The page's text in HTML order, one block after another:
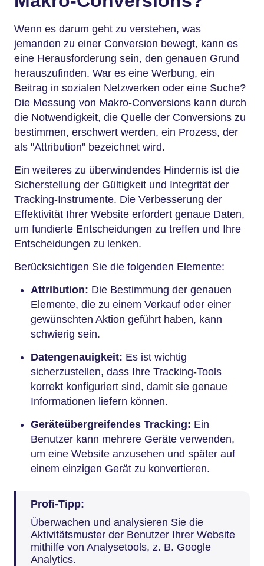
Wenn es darum geht zu verstehen, was
jemanden zu einer Conversion bewegt, kann es
eine Herausforderung sein, den genauen Grund
herauszufinden. War es eine Werbung, ein
Beitrag in sozialen Netzwerken oder eine Suche?
Die Messung von Makro-Conversions kann durch
die Notwendigkeit, die Quelle der Conversions zu
bestimmen, erschwert werden, ein Prozess, der
als "Attribution" bezeichnet wird.
Ein weiteres zu überwindendes Hindernis ist die
Sicherstellung der Gültigkeit und Integrität der
Tracking-Instrumente. Die Verbesserung der
Effektivität Ihrer Website erfordert genaue Daten,
um fundierte Entscheidungen zu treffen und Ihre
Entscheidungen zu lenken.
Berücksichtigen Sie die folgenden Elemente:
Attribution: Die Bestimmung der genauen
Elemente, die zu einem Verkauf oder einer
gewünschten Aktion geführt haben, kann
schwierig sein.
Datengenauigkeit: Es ist wichtig
sicherzustellen, dass Ihre Tracking-Tools
korrekt konfiguriert sind, damit sie genaue
Informationen liefern können.
Geräteübergreifendes Tracking: Ein
Benutzer kann mehrere Geräte verwenden,
um eine Website anzusehen und später auf
einem einzigen Gerät zu konvertieren.
Profi-Tipp:
Überwachen und analysieren Sie die
Aktivitätsmuster der Benutzer Ihrer Website
mithilfe von Analysetools, z. B. Google
Analytics.